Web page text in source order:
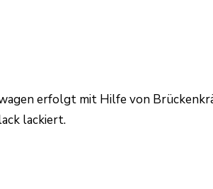
erfolgt mit Hilfe von
lackiert.